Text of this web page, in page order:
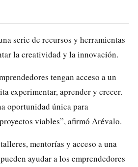
serie de recursos y herramientas
la creatividad y la innovación.
tengan acceso a un
experimentar, aprender y crecer.
oportunidad única para
viables”, afirmó Arévalo.
mentorías y acceso a una
ayudar a los emprendedores